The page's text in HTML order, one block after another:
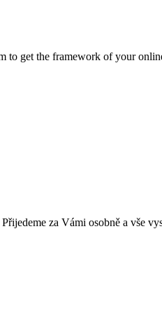
get the framework of your
za Vámi osobně a vše